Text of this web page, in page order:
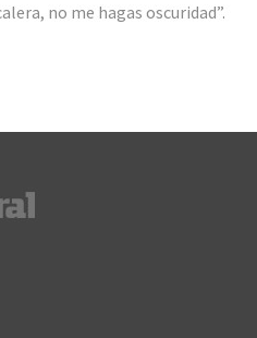
no me hagas oscuridad”.